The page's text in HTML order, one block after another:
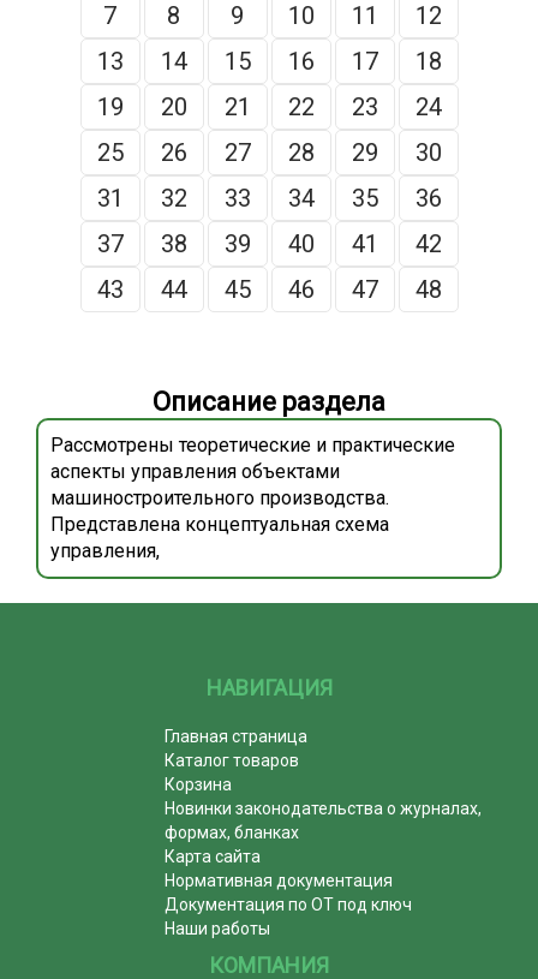
7
8 9 10 11
12
13
14 15 16 17
18
19
20 21 22 23
24
25
26 27 28 29
30
31
32 33 34 35
36
37
38 39 40 41
42
43
44 45 46 47 48
Описание раздела
Рассмотрены теоретические и практические
аспекты управления объектами
машиностроительного производства.
Представлена концептуальная схема
управления,
НАВИГАЦИЯ
Главная страница
Каталог товаров
Корзина
Новинки законодательства о журналах,
формах, бланках
Карта сайта
Нормативная документация
Документация по ОТ под ключ
Наши работы
КОМПАНИЯ